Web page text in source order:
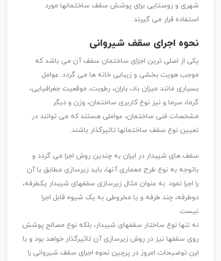
شهری و روستایی برای پوشش سقف ساختمانها مورد
استفاده قرار می گیرند.
نحوه اجرای سقف شیروانی
یکی از اصلی ترین اجزای ساختمان سقف آن می باشد که
موجب هویت بخشی و زیبایی خانه ها می گردد. عوامل
بسیاری مانند میزان باد، باران، رطوبت، موقعیت جغرافیایی،
گرما، سرما و نیز نوع کاربری ساختمان، وزن و دیگر
مشخصات فنی ساختمان، عواملی هستند که می توانند در
تعیین نوع سقف ساختمانها تاثیرگذار باشند.
سقف های شیبدار در ایران به چندین روش اجرا می گردد و
باتوجه به نوع طرح معماری آنها، باید زیرسازی مطابق با آن
را اجرا نمود. به عنوان مثال زیرسازی سقفهای شیبدار یکطرفه،
دوطرفه، چند طرفه و یا مخروطی به یک شیوه قابل اجرا
نیست.
نه تنها نوع ساختار سقفهای شیبدار، بلکه نوع مصالح پوشش
روی سقفها نیز در روش زیرسازی آن تاثیرگذار خواهد بود و با
این توضیحات امروز در پرچین نحوه اجرای سقف شیروانی را